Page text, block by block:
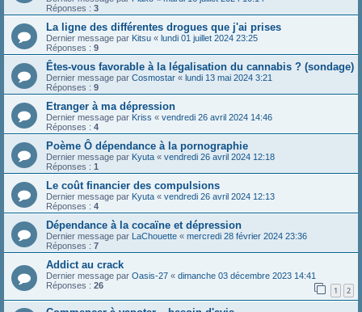
Réponses : 3
La ligne des différentes drogues que j'ai prises
Dernier message par Kitsu « lundi 01 juillet 2024 23:25
Réponses : 9
Êtes-vous favorable à la légalisation du cannabis ? (sondage)
Dernier message par Cosmostar « lundi 13 mai 2024 3:21
Réponses : 9
Etranger à ma dépression
Dernier message par Kriss « vendredi 26 avril 2024 14:46
Réponses : 4
Poème Ô dépendance à la pornographie
Dernier message par Kyuta « vendredi 26 avril 2024 12:18
Réponses : 1
Le coût financier des compulsions
Dernier message par Kyuta « vendredi 26 avril 2024 12:13
Réponses : 4
Dépendance à la cocaïne et dépression
Dernier message par LaChouette « mercredi 28 février 2024 23:36
Réponses : 7
Addict au crack
Dernier message par Oasis-27 « dimanche 03 décembre 2023 14:41
Réponses : 26 1 2